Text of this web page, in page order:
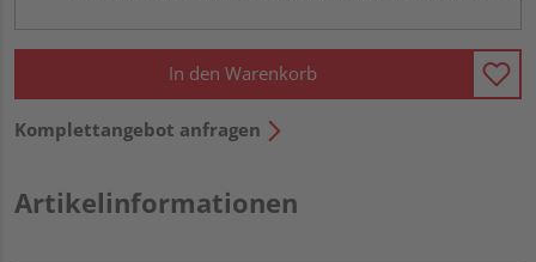
In den Warenkorb
Komplettangebot anfragen
Artikelinformationen